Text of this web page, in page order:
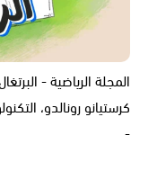
-